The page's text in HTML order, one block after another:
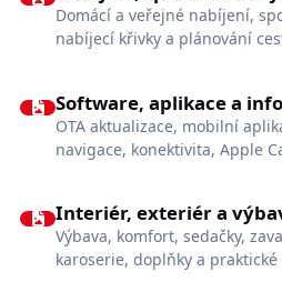
Domácí a veřejné nabíjení,
nabíjecí křivky a plánování
Software, aplikace a
OTA aktualizace, mobilní
navigace, konektivita, Apple
Interiér, exteriér a
Výbava, komfort, sedačky,
karoserie, doplňky a praktické